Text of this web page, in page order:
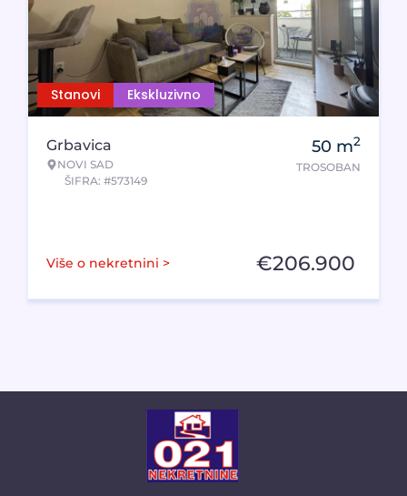
Stanovi Ekskluzivno
Grbavica
NOVI SAD
ŠIFRA: #573149
50 m2
TROSOBAN
Više o nekretnini > €206.900